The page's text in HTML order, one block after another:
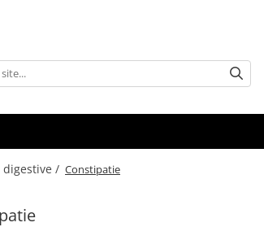
/ Constipatie